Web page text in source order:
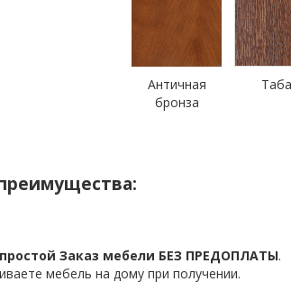
Античная
бронза
Заказ мебели БЕЗ ПРЕДОПЛАТЫ.
мебель на дому при получении.